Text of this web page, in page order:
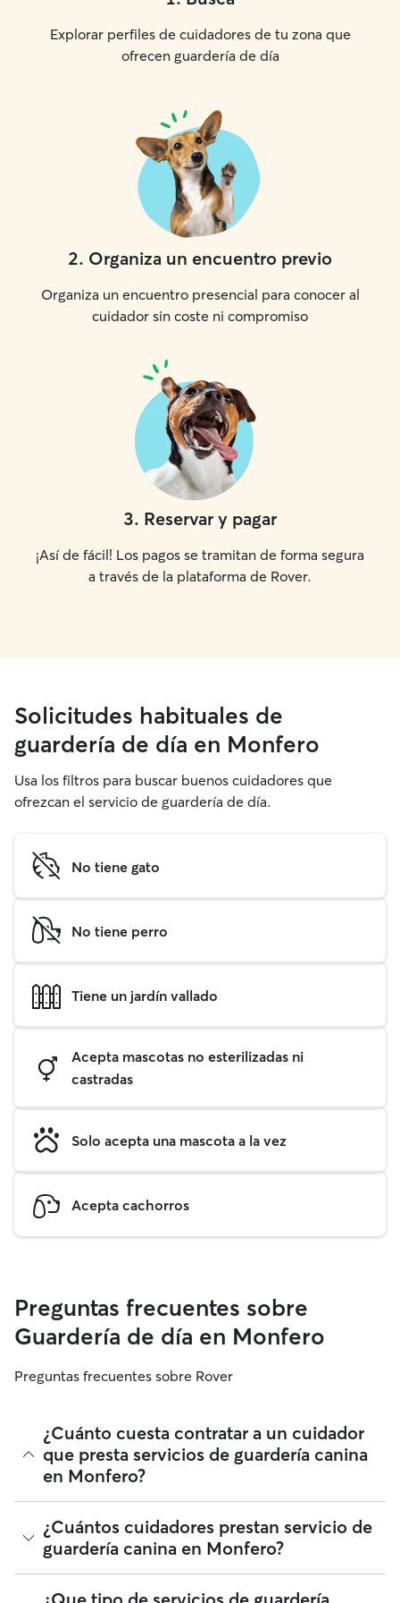
Explorar perfiles de cuidadores de tu zona que
ofrecen guardería de día
2. Organiza un encuentro previo
Organiza un encuentro presencial para conocer al
cuidador sin coste ni compromiso
3. Reservar y pagar
¡Así de fácil! Los pagos se tramitan de forma segura
a través de la plataforma de Rover.
Solicitudes habituales de
guardería de día en Monfero
Usa los filtros para buscar buenos cuidadores que
ofrezcan el servicio de guardería de día.
No tiene gato
No tiene perro
Tiene un jardín vallado
Acepta mascotas no esterilizadas ni
castradas
Solo acepta una mascota a la vez
Acepta cachorros
Preguntas frecuentes sobre
Guardería de día en Monfero
Preguntas frecuentes sobre Rover
¿Cuánto cuesta contratar a un cuidador
que presta servicios de guardería canina
en Monfero?
Los cuidadores en Rover tienen plena libertad para fijar sus
tarifas. El coste medio de un cuidador con guardería para
perros en Monfero en Rover en agosto 2026 fue de
alrededor de 15 por día, incluyendo las tarifas de servicio de
¿Cuántos cuidadores prestan servicio de
guardería canina en Monfero?
Desde agosto 2026, 101 cuidadores han prestado servicios